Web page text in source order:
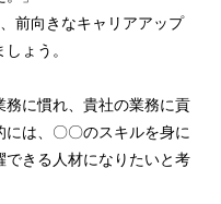
前向きなキャリアアップ
ょう。
務に慣れ、貴社の業務に貢
は、〇〇のスキルを身に
きる人材になりたいと考